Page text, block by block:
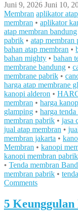
Juni 9, 2026 Juni 10,
Membran aplikator
membran • aplikator
atap membran bandung
pabrik • atap membran
bahan atap membran •
bahan mighty • bahan
membrane bandung •
membrane pabrik •
harga atap membrane
kanopi alderon •
membran • harga
glamping • harga
membran pabrik • jasa
jual atap membran •
membran jakarta •
Membran • kanopi
kanopi membran pabrik
• Tenda membran
membran pabrik •
Comments
5